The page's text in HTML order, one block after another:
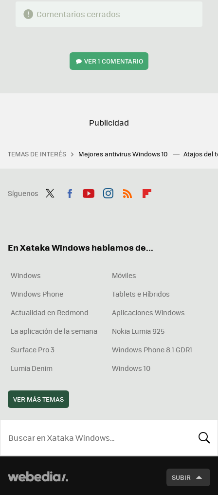
Comentarios cerrados
VER1 COMENTARIO
TEMAS DE INTERÉS Mejores antivirus Windows 10 Atajos del
Síguenos
En Xataka Windows hablamos de...
Windows
Móviles
Windows Phone
Tablets e Híbridos
Actualidad en Redmond
Aplicaciones Windows
La aplicación de la semana
Nokia Lumia 925
Surface Pro 3
Windows Phone 8.1 GDR1
Lumia Denim
Windows 10
VER MÁS TEMAS
SUBIR